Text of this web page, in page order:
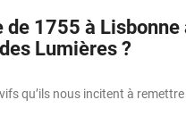
de 1755 à
Lumières ?
qu’ils nous incitent à